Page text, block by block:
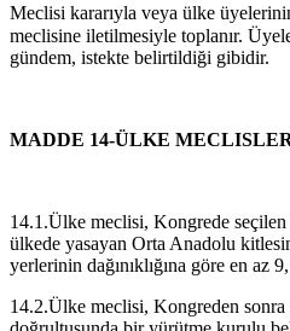
Meclisi kararıyla veya ülke
meclisine iletilmesiyle toplanır.
gündem, istekte belirtildiği gibidir.
MADDE 14-ÜLKE
14.1.Ülke meclisi, Kongrede
ülkede yasayan Orta Anadolu
yerlerinin dağınıklığına göre en
14.2.Ülke meclisi, Kongreden sonra